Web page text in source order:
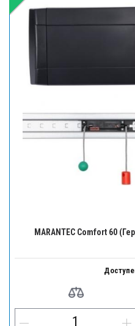
MARANTEC Comfort 60